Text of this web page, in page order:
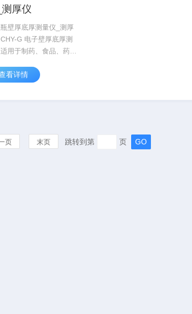
厚仪
壁厚底厚测量仪_测厚
G 电子壁厚底厚测
用于制药、食品、药品
检测。仪器在传统的厚
托盘，避免因瓶子摇摆
看详情
页 末页 跳转到第 页